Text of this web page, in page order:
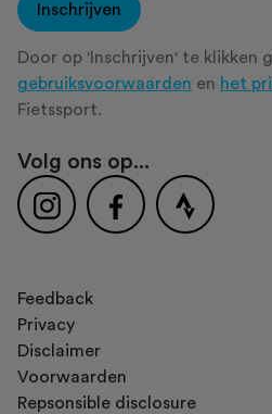
Inschrijven
Door op 'Inschrijven' te klikken
gebruiksvoorwaarden en het
Fietssport.
Volg ons op...
Feedback
Privacy
Disclaimer
Voorwaarden
Repsonsible disclosure